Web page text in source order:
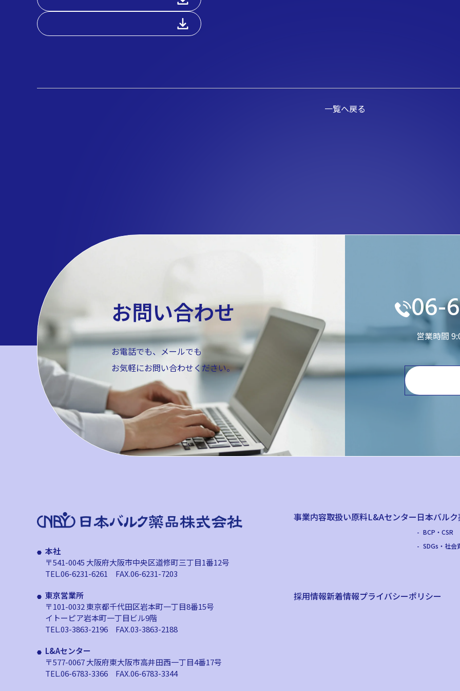
一覧へ戻る
お問い合わせ
お電話でも、メールでも
お気軽にお問い合わせください。
06-
営業時間
本社
〒541-0045 大阪府大阪市中央区道修町三丁目1番12号
TEL.06-6231-6261 FAX.06-6231-7203
東京営業所
〒101-0032 東京都千代田区岩本町一丁目8番15号
イトーピア岩本町一丁目ビル9階
TEL.03-3863-2196 FAX.03-3863-2188
L&Aセンター
〒577-0067 大阪府東大阪市高井田西一丁目4番17号
TEL.06-6783-3366 FAX.06-6783-3344
事業内容取扱い原料L&Aセンター日本バル
BCP・CSR
SDGs・社会
採用情報新着情報プライバシーポリシー